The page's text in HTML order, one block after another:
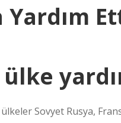
Yardım
Sovyet Rusya,